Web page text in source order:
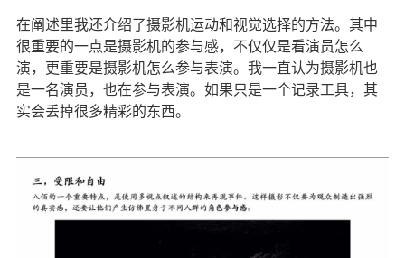
在阐述里我还介绍了摄影机运动和视觉选择的方法。其中
很重要的一点是摄影机的参与感，不仅仅是看演员怎么
演，更重要是摄影机怎么参与表演。我一直认为摄影机也
是一名演员，也在参与表演。如果只是一个记录工具，其
实会丢掉很多精彩的东西。